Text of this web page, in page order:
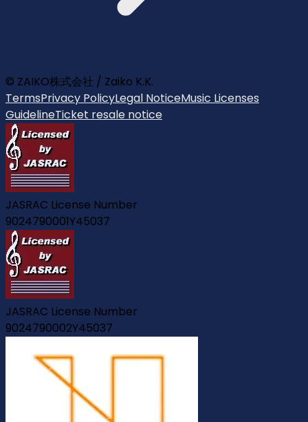
© ZAIKO株式会社 / Zaiko K.K.
TermsPrivacy PolicyLegal NoticeMusic Licenses
GuidelineTicket resale notice
JASRAC License Number
9024790001Y45037
JASRAC License Number
9024790002Y45037